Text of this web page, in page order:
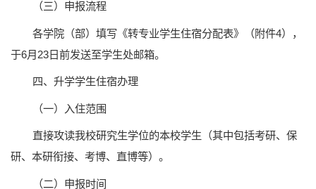
（三）申报流程
各学院（部）填写《转专业学生住宿分配表》（附件4），
于6月23日前发送至学生处邮箱。
四、升学学生住宿办理
（一）入住范围
直接攻读我校研究生学位的本校学生（其中包括考研、保
研、本研衔接、考博、直博等）。
（二）申报时间